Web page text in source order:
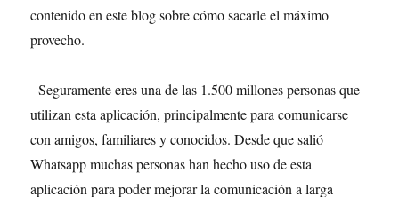
contenido en este blog sobre cómo sacarle el máximo
provecho.
Seguramente eres una de las 1.500 millones personas que
utilizan esta aplicación, principalmente para comunicarse
con amigos, familiares y conocidos. Desde que salió
Whatsapp muchas personas han hecho uso de esta
aplicación para poder mejorar la comunicación a larga